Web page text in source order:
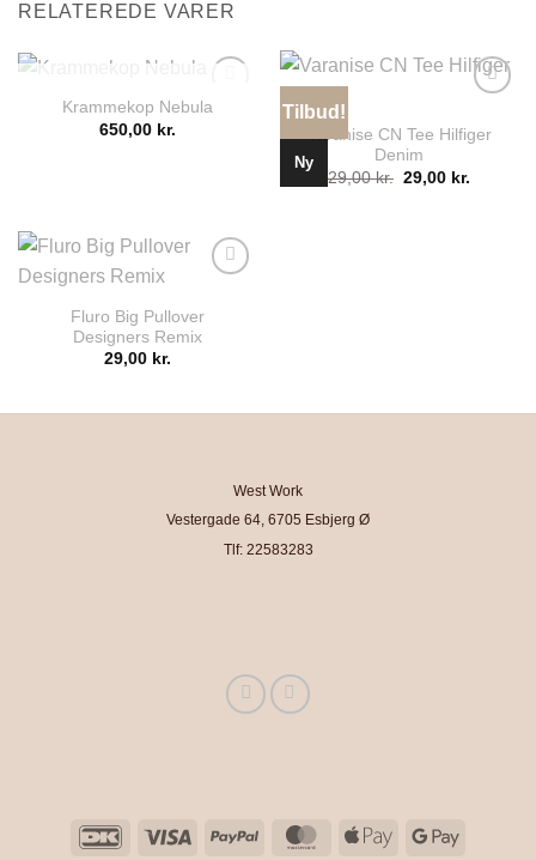
RELATEREDE VARER
Add to
IKKE PÅ LAGER
Krammekop Nebula
650,00 kr.
Tilbud!
Ny
wishlist
Varanise CN Tee Hilfiger
Denim
29,00kr. Den
29,00 kr.
Fluro Big Pullover
Designers Remix
29,00 kr.
West Work
Vestergade 64, 6705 Esbjerg Ø
Tlf: 22583283
DanKort Visa PayPal MasterCardApple
Google